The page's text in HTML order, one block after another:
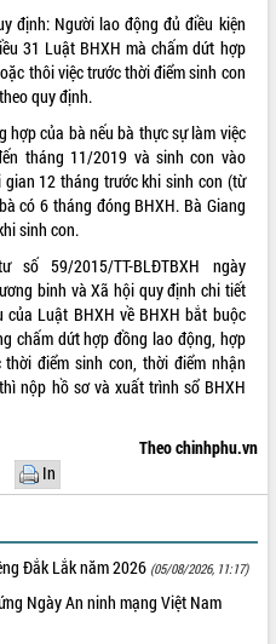
định: Người lao động đủ điều kiện
31 Luật BHXH mà chấm dứt hợp
thôi việc trước thời điểm sinh con
quy định.
hợp của bà nếu bà thực sự làm việc
tháng 11/2019 và sinh con vào
12 tháng trước khi sinh con (từ
có 6 tháng đóng BHXH. Bà Giang
sinh con.
59/2015/TT-BLĐTBXH ngày
binh và Xã hội quy định chi tiết
Luật BHXH về BHXH bắt buộc
chấm dứt hợp đồng lao động, hợp
điểm sinh con, thời điểm nhận
nộp hồ sơ và xuất trình sổ BHXH
Theo chinhphu.vn
In
Đắk Lắk năm 2026 (05/08/2026, 11:17)
Ngày An ninh mạng Việt Nam